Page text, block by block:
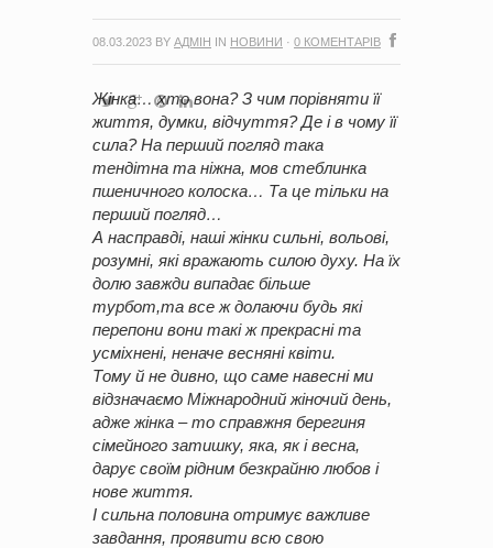
08.03.2023 BY АДМІН IN НОВИНИ · 0 КОМЕНТАРІВ
Жінка… хто вона? З чим порівняти її
життя, думки, відчуття? Де і в чому її
сила? На перший погляд така
тендітна та ніжна, мов стеблинка
пшеничного колоска… Та це тільки на
перший погляд…
А насправді, наші жінки сильні, вольові,
розумні, які вражають силою духу. На їх
долю завжди випадає більше
турбот,та все ж долаючи будь які
перепони вони такі ж прекрасні та
усміхнені, неначе весняні квіти.
Тому й не дивно, що саме навесні ми
відзначаємо Міжнародний жіночий день,
адже жінка – то справжня берегиня
сімейного затишку, яка, як і весна,
дарує своїм рідним безкрайню любов і
нове життя.
І сильна половина отримує важливе
завдання, проявити всю свою